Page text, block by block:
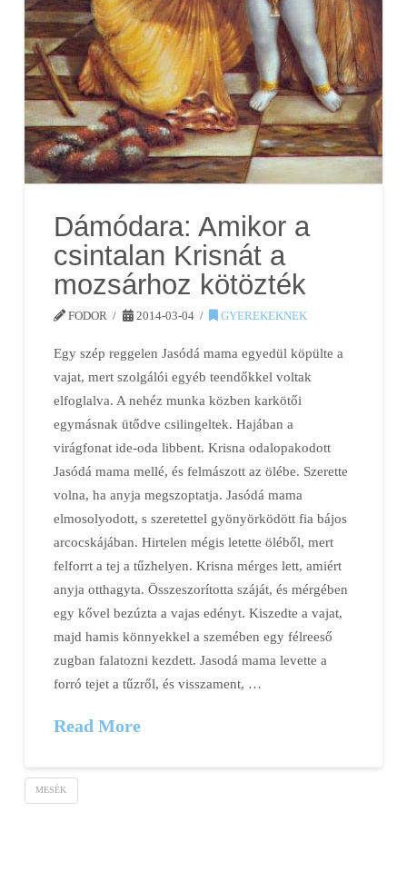
Dámódara: Amikor a
csintalan Krisnát a
mozsárhoz kötözték
FODOR 2014-03-04 GYEREKEKNEK
Egy szép reggelen Jasódá mama egyedül köpülte a
vajat, mert szolgálói egyéb teendőkkel voltak
elfoglalva. A nehéz munka közben karkötői
egymásnak ütődve csilingeltek. Hajában a
virágfonat ide-oda libbent. Krisna odalopakodott
Jasódá mama mellé, és felmászott az ölébe. Szerette
volna, ha anyja megszoptatja. Jasódá mama
elmosolyodott, s szeretettel gyönyörködött fia bájos
arcocskájában. Hirtelen mégis letette öléből, mert
felforrt a tej a tűzhelyen. Krisna mérges lett, amiért
anyja otthagyta. Összeszorította száját, és mérgében
egy kővel bezúzta a vajas edényt. Kiszedte a vajat,
majd hamis könnyekkel a szemében egy félreeső
zugban falatozni kezdett. Jasodá mama levette a
forró tejet a tűzről, és visszament, …
Read More
MESÉK